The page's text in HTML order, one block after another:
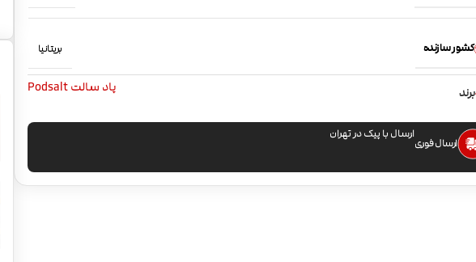
کشور سازنده بریتانیا
برند پاد سالت Podsalt
ارسال فوری
ارسال با پیک در تهران